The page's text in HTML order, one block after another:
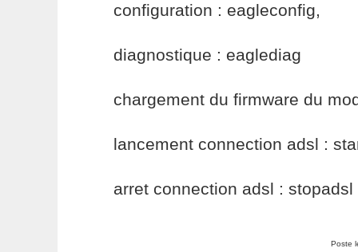
configuration : eagleconfig,
diagnostique : eaglediag
chargement du firmware du
lancement connection adsl :
arret connection adsl : stopadsl
Poste